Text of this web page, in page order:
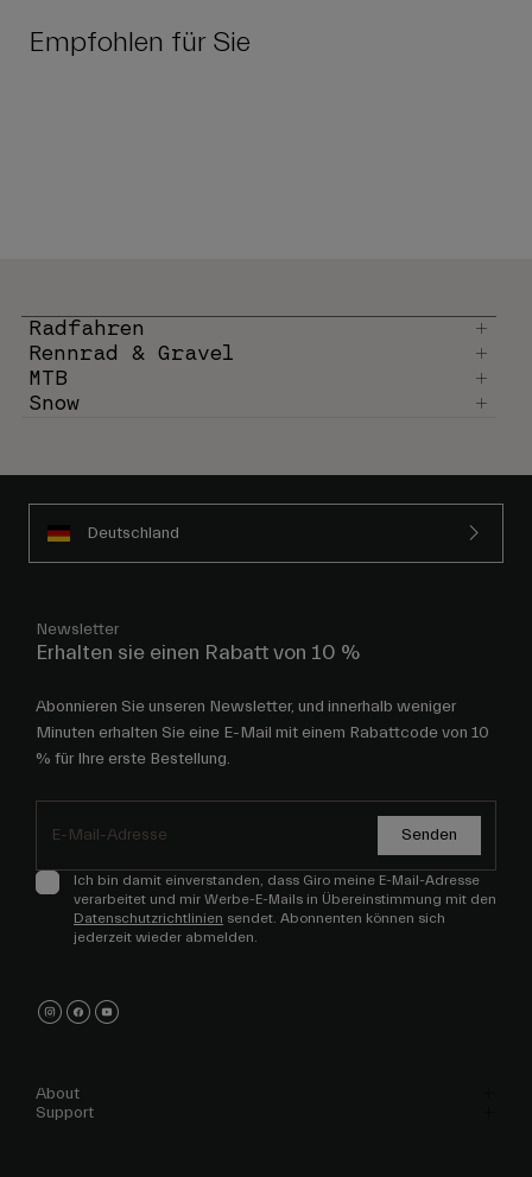
Empfohlen für Sie
Radfahren
Rennrad & Gravel
MTB
Snow
Deutschland
Newsletter
Erhalten sie einen Rabatt von 10 %
Abonnieren Sie unseren Newsletter, und innerhalb weniger
Minuten erhalten Sie eine E-Mail mit einem Rabattcode von 10
% für Ihre erste Bestellung.
Senden
Ich bin damit einverstanden, dass Giro meine E-Mail-Adresse
verarbeitet und mir Werbe-E-Mails in Übereinstimmung mit den
Datenschutzrichtlinien sendet. Abonnenten können sich
jederzeit wieder abmelden.
About
Support